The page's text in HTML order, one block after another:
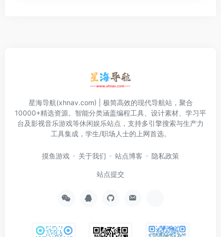
星海导航(xhnav.com) | 极简高效的现代导航站，聚合
10000+精选资源。智能分类涵盖编程工具、设计素材、学习平
台及影视音乐游戏等休闲娱乐站点，支持多引擎搜索与生产力
工具集成，学生/职场人士的上网首选。
摸鱼游戏 关于我们 站点博客 隐私政策
站点提交